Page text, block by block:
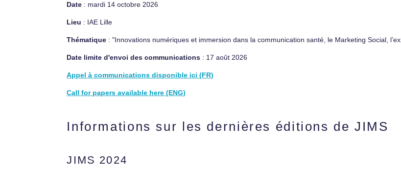
Date : mardi 14 octobre 2026
Lieu : IAE Lille
Thématique : "Innovations numériques et immersion dans la communication santé, le Marketing Social,
Date limite d'envoi des communications : 17 août 2026
Appel à communications disponible ici (FR)
Call for papers available here (ENG)
Informations sur les dernières éditions de JIMS
JIMS 2024